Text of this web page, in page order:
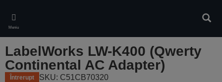
main
content
Meniu
LabelWorks LW-K400 (Qwerty
Continental AC Adapter)
Întrerupt SKU: C51CB70320